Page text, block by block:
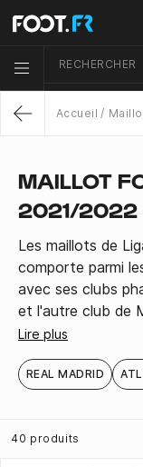
Menu list icon
RECHERCHER
Accueil
MAILLOT
2021/2022
Les maillots de
comporte parmi
avec ses clubs
et l'autre club de
Lire plus
REAL MADRID
40 produits